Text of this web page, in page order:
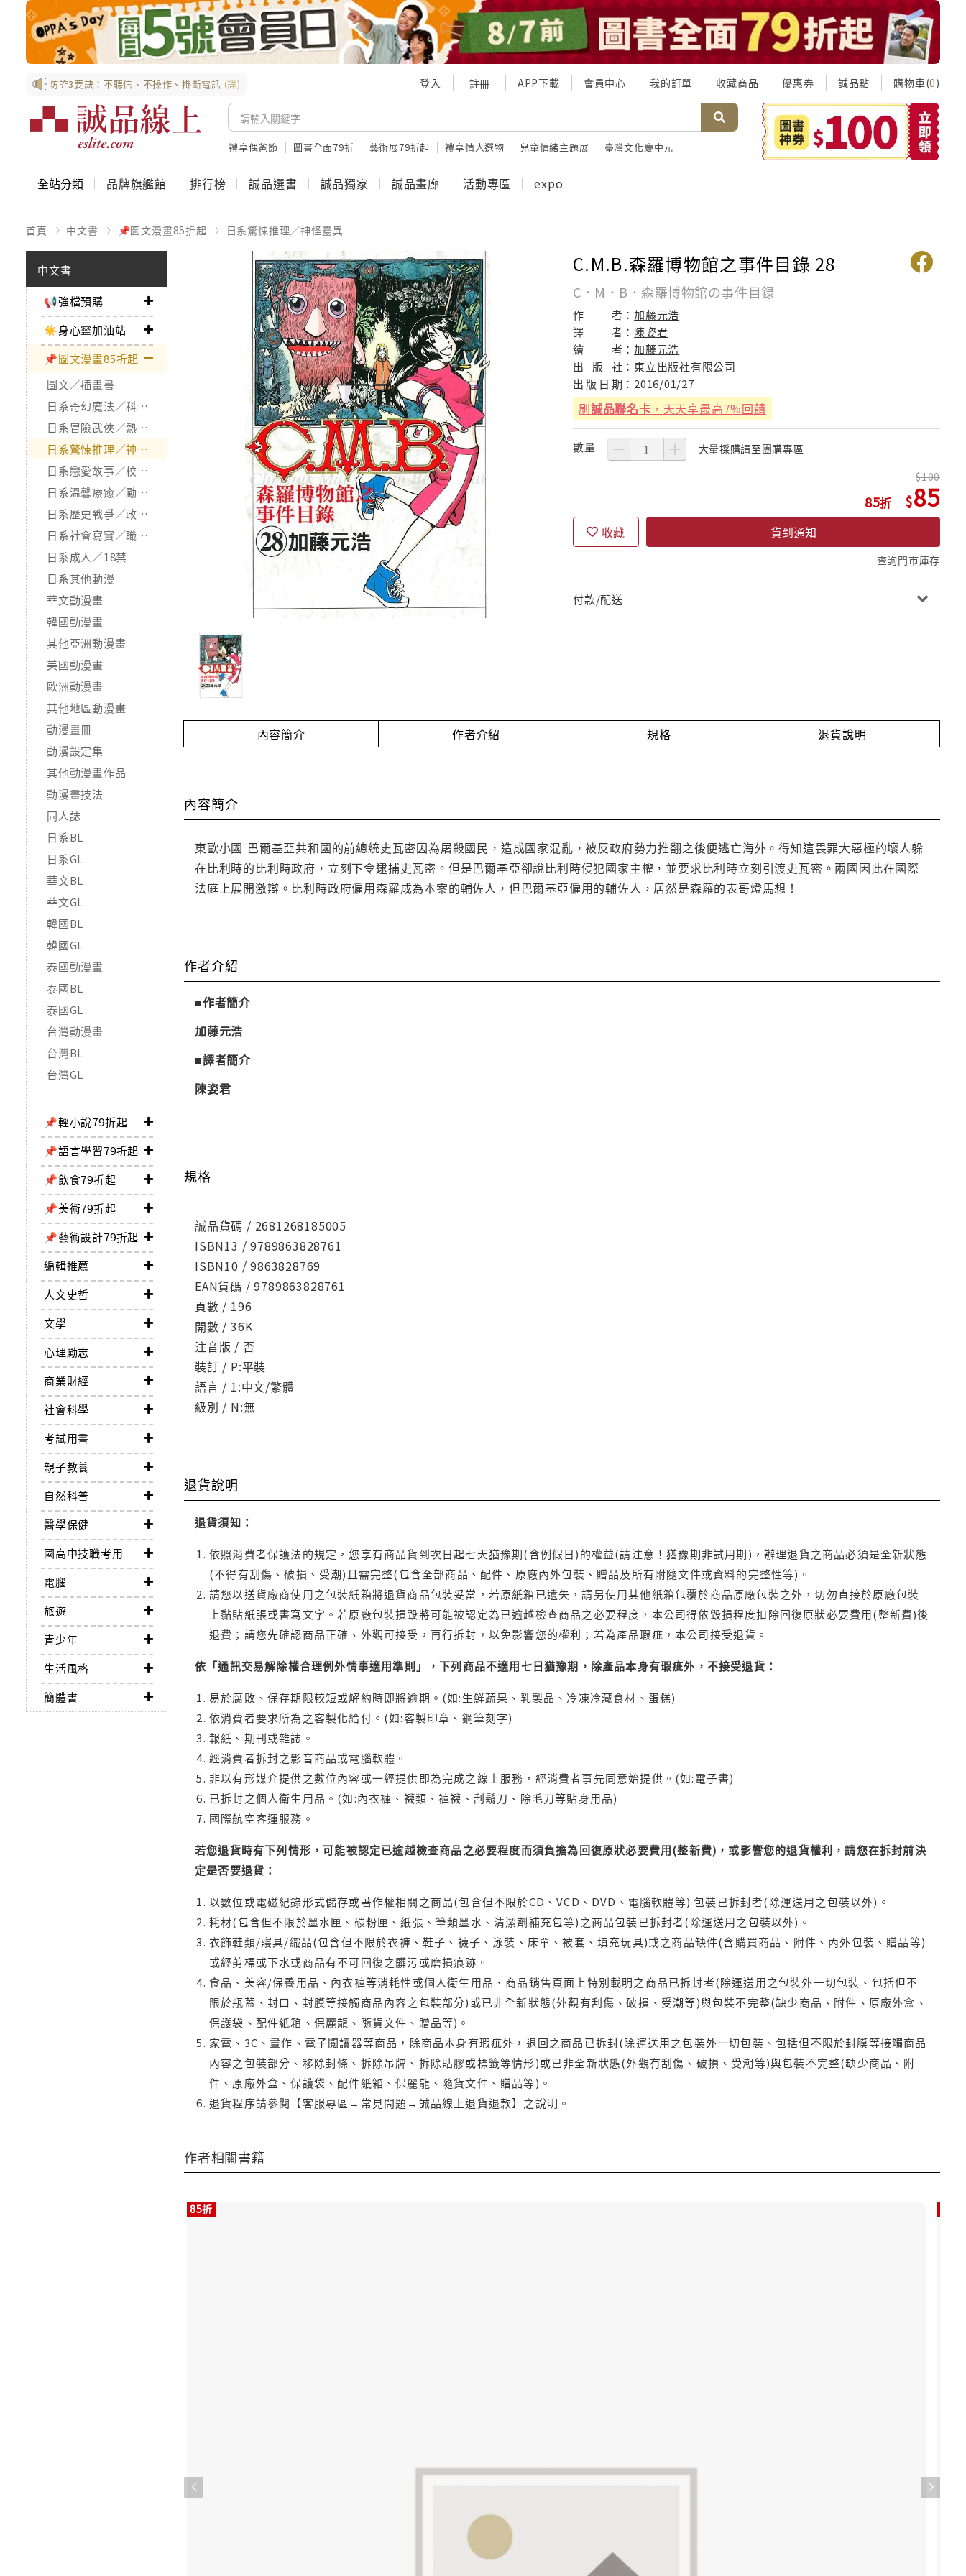
防詐3要訣：不聽信、不操作、掛斷電話 (詳) 登入 註冊 APP下載 會員中心 我的訂單 收藏商品 優惠券 誠品點 購物車(0)
禮享偶爸節 圖書全面79折 藝術展79折起 禮享情人選物 兒童情緒主題展 臺灣文化慶中元
全站分類 品牌旗艦館 排行榜 誠品選書 誠品獨家 誠品畫廊 活動專區 expo
首頁 中文書 📌圖文漫畫85折起 日系驚悚推理／神怪靈異
中文書
📢強檔預購
☀️身心靈加油站
📌圖文漫畫85折起
圖文／插畫書
日系奇幻魔法／科幻冒險
日系冒險武俠／熱血運動
日系驚悚推理／神怪靈異
日系戀愛故事／校園青春
日系溫馨療癒／勵志搞笑
日系歷史戰爭／政治宗教
日系社會寫實／職場職人
日系成人／18禁
日系其他動漫
華文動漫畫
韓國動漫畫
其他亞洲動漫畫
美國動漫畫
歐洲動漫畫
其他地區動漫畫
動漫畫冊
動漫設定集
其他動漫畫作品
動漫畫技法
同人誌
日系BL
日系GL
華文BL
華文GL
韓國BL
韓國GL
泰國動漫畫
泰國BL
泰國GL
台灣動漫畫
台灣BL
台灣GL
📌輕小說79折起
📌語言學習79折起
📌飲食79折起
📌美術79折起
📌藝術設計79折起
編輯推薦
人文史哲
文學
心理勵志
商業財經
社會科學
考試用書
親子教養
自然科普
醫學保健
國高中技職考用
電腦
旅遊
青少年
生活風格
簡體書
C.M.B.森羅博物館之事件目錄 28
C．M．B．森羅博物館の事件目録
作 者：加藤元浩
譯
者： 陳姿君
繪
者：加藤元浩
出
版 社： 東立出版社有限公司
出 版 日 期： 2016/01/27
刷誠品聯名卡 ，天天享最高7%回饋
數量 大量採購請至團購專區
85
100
85
收藏 貨到通知
查詢門市庫存
付款/配送
內容簡介 作者介紹 規格 退貨說明
內容簡介
東歐小國˙巴爾基亞共和國的前總統史瓦密因為屠殺國民，造成國家混亂，被反政府勢力推翻之後便逃亡海外。得知這畏罪大惡極的壞人躲
在比利時的比利時政府，立刻下令逮捕史瓦密。但是巴爾基亞卻說比利時侵犯國家主權，並要求比利時立刻引渡史瓦密。兩國因此在國際
法庭上展開激辯。比利時政府僱用森羅成為本案的輔佐人，但巴爾基亞僱用的輔佐人，居然是森羅的表哥燈馬想！
作者介紹
■作者簡介
加藤元浩
■譯者簡介
陳姿君
規格
誠品貨碼 / 2681268185005
ISBN13 / 9789863828761
ISBN10 / 9863828769
EAN貨碼 / 9789863828761
頁數 / 196
開數 / 36K
注音版 / 否
裝訂 / P:平裝
語言 / 1:中文/繁體
級別 / N:無
退貨說明
退貨須知：
依照消費者保護法的規定，您享有商品貨到次日起七天猶豫期(含例假日)的權益(請注意！猶豫期非試用期)，辦理退貨之商品必須是全新狀態
(不得有刮傷、破損、受潮)且需完整(包含全部商品、配件、原廠內外包裝、贈品及所有附隨文件或資料的完整性等)。
請您以送貨廠商使用之包裝紙箱將退貨商品包裝妥當，若原紙箱已遺失，請另使用其他紙箱包覆於商品原廠包裝之外，切勿直接於原廠包裝
上黏貼紙張或書寫文字。若原廠包裝損毀將可能被認定為已逾越檢查商品之必要程度，本公司得依毀損程度扣除回復原狀必要費用(整新費)後
退費；請您先確認商品正確、外觀可接受，再行拆封，以免影響您的權利；若為產品瑕疵，本公司接受退貨。
依「通訊交易解除權合理例外情事適用準則」，下列商品不適用七日猶豫期，除產品本身有瑕疵外，不接受退貨：
易於腐敗、保存期限較短或解約時即將逾期。(如:生鮮蔬果、乳製品、冷凍冷藏食材、蛋糕)
依消費者要求所為之客製化給付。(如:客製印章、鋼筆刻字)
報紙、期刊或雜誌。
經消費者拆封之影音商品或電腦軟體。
非以有形媒介提供之數位內容或一經提供即為完成之線上服務，經消費者事先同意始提供。(如:電子書)
已拆封之個人衛生用品。(如:內衣褲、襪類、褲襪、刮鬍刀、除毛刀等貼身用品)
國際航空客運服務。
若您退貨時有下列情形，可能被認定已逾越檢查商品之必要程度而須負擔為回復原狀必要費用(整新費)，或影響您的退貨權利，請您在拆封前決
定是否要退貨：
以數位或電磁紀錄形式儲存或著作權相關之商品(包含但不限於CD、VCD、DVD、電腦軟體等) 包裝已拆封者(除運送用之包裝以外)。
耗材(包含但不限於墨水匣、碳粉匣、紙張、筆類墨水、清潔劑補充包等)之商品包裝已拆封者(除運送用之包裝以外)。
衣飾鞋類/寢具/織品(包含但不限於衣褲、鞋子、襪子、泳裝、床單、被套、填充玩具)或之商品缺件(含購買商品、附件、內外包裝、贈品等)
或經剪標或下水或商品有不可回復之髒污或磨損痕跡。
食品、美容/保養用品、內衣褲等消耗性或個人衛生用品、商品銷售頁面上特別載明之商品已拆封者(除運送用之包裝外一切包裝、包括但不
限於瓶蓋、封口、封膜等接觸商品內容之包裝部分)或已非全新狀態(外觀有刮傷、破損、受潮等)與包裝不完整(缺少商品、附件、原廠外盒、
保護袋、配件紙箱、保麗龍、隨貨文件、贈品等)。
家電、3C、畫作、電子閱讀器等商品，除商品本身有瑕疵外，退回之商品已拆封(除運送用之包裝外一切包裝、包括但不限於封膜等接觸商品
內容之包裝部分、移除封條、拆除吊牌、拆除貼膠或標籤等情形)或已非全新狀態(外觀有刮傷、破損、受潮等)與包裝不完整(缺少商品、附
件、原廠外盒、保護袋、配件紙箱、保麗龍、隨貨文件、贈品等)。
退貨程序請參閱【客服專區→常見問題→誠品線上退貨退款】之說明。
作者相關書籍
85折